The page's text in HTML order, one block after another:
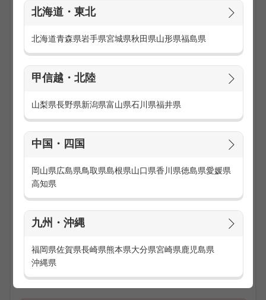
北海道・東北
北海道青森県岩手県宮城県秋田県山形県福島県
甲信越・北陸
山梨県長野県新潟県富山県石川県福井県
中国・四国
岡山県広島県鳥取県島根県山口県香川県徳島県愛媛県
高知県
九州・沖縄
福岡県佐賀県長崎県熊本県大分県宮崎県鹿児島県
沖縄県
店舗の清掃・品出し など
話題の商品を取り扱うので、お客様も興味津々！
【弊社について】
『博報堂グループ』だからこその充実したサポートがあり、
プできるチャンスも豊富です☆
【お仕事内容】
商品のご説明・案内
ディスプレイや商品管理
店舗の清掃・品出し など
『博報堂グループ』だからこその充実したサポートがあり、
未経験でも安心！20～40代が活躍中の職場で、スキルアッ
プできるチャンスも豊富です☆